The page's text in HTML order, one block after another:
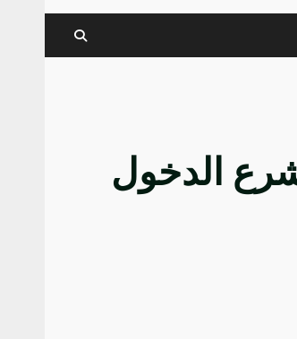
الدخول